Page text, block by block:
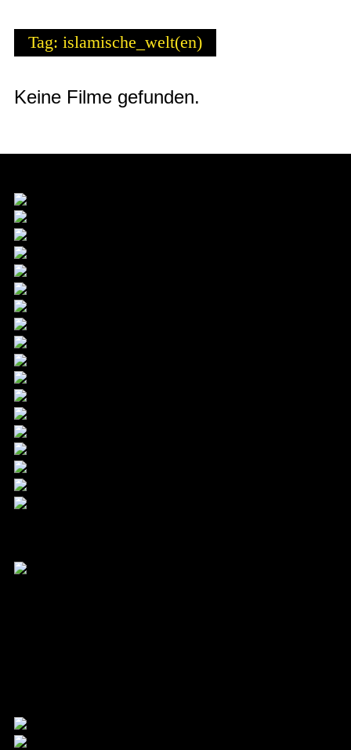
Tag: islamische_welt(en)
Keine Filme gefunden.